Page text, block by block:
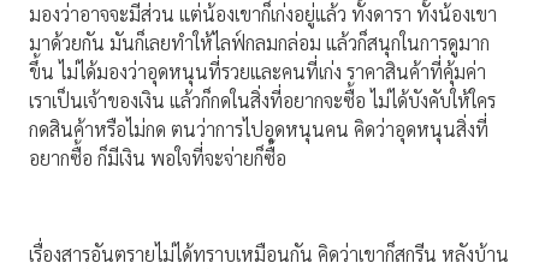
มองว่าอาจจะมีส่วน แต่น้องเขาก็เก่งอยู่แล้ว ทั้งดารา ทั้งน้องเขา
มาด้วยกัน มันก็เลยทำให้ไลฟ์กลมกล่อม แล้วก็สนุกในการดูมาก
ขึ้น ไม่ได้มองว่าอุดหนุนที่รวยและคนที่เก่ง ราคาสินค้าที่คุ้มค่า
เราเป็นเจ้าของเงิน แล้วก็กดในสิ่งที่อยากจะซื้อ ไม่ได้บังคับให้ใคร
กดสินค้าหรือไม่กด ตนว่าการไปอุดหนุนคน คิดว่าอุดหนุนสิ่งที่
อยากซื้อ ก็มีเงิน พอใจที่จะจ่ายก็ซื้อ
เรื่องสารอันตรายไม่ได้ทราบเหมือนกัน คิดว่าเขาก็สกรีน หลังบ้าน